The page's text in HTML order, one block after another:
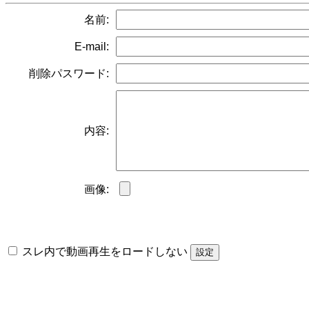
名前:
E-mail:
削除パスワード:
内容:
画像:
スレ内で動画再生をロードしない